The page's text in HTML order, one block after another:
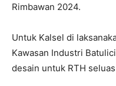
Rimbawan 2024.
Untuk Kalsel di
Kawasan Industri
desain untuk RTH